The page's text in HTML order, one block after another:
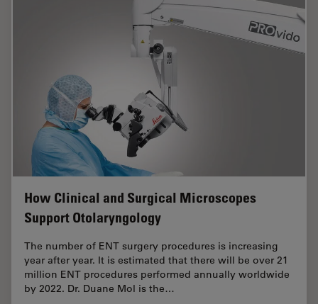
How Clinical and Surgical Microscopes
Support Otolaryngology
The number of ENT surgery procedures is increasing
year after year. It is estimated that there will be over 21
million ENT procedures performed annually worldwide
by 2022. Dr. Duane Mol is the…